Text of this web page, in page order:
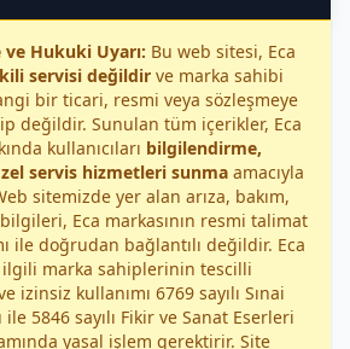
Hukuki Uyarı: Bu web sitesi, Eca
servisi değildirve marka sahibi
bir ticari, resmi veya sözleşmeye
değildir. Sunulan tüm içerikler, Eca
kullanıcıları bilgilendirme,
servis hizmetleri sunma amacıyla
sitemizde yer alan arıza, bakım,
Eca markasının resmi talimat
ile doğrudan bağlantılı değildir. Eca
ilgili marka sahiplerinin tescilli
izinsiz kullanımı 6769 sayılı Sınai
5846 sayılı Fikir ve Sanat Eserleri
yasal işlem gerektirir. Site